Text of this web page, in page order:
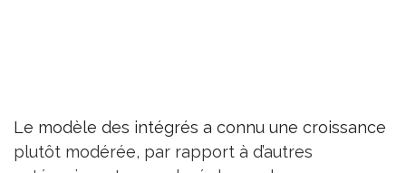
Le modèle des intégrés a connu une croissance
plutôt modérée, par rapport à d’autres